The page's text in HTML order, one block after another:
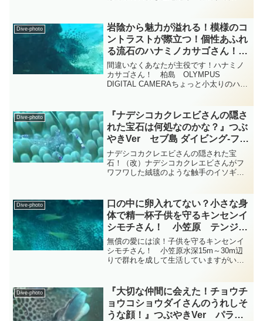
のウナギ目ウツボ科ウツボ属のヒレオビ
ウツボさんです・・・それ...
Dive-photo
岩陰から魅力が溢れる！模様のコ
ントラストが際立つ！個性あふれ
る流石のハナミノカサゴさん！
フサカサゴ 柏島 diving-
photo-summary-tsubuankun
間違いなくあなたが主役です！ハナミノ
カサゴさん！ 柏島 OLYMPUS
DIGITAL CAMERAちょっと小太りのハナ
まだ成長した大人とは言えない大きさで
すが太さと模...
Dive-photo
『ナデシコカクレエビさんの隠さ
れた宝石は何処なのかな？』つぶ
やきVer セブ島 ダイビング‐フォ
ト‐tsubuankun
ナデシコカクレエビさんの隠された宝
石！（改）ナデシコカクレエビさんがフ
ワフワした絨毯のような触手のイソギン
は怖く見えるイソギンチャクさんでもエ
ビさんにとっては優しくソフ...
Dive-photo
口の中に卵入れてない？小さな身
体で精一杯子供を守るキンセンイ
シモチさん！ 小笠原 テンジク
ダイ科 diving-photo‐
tsubuankun
無償の愛には涙！子供を守るキンセンイ
シモチさん！ 小笠原水深15m～30m辺
りで群れを成して生活していますがいつ
感じがするスズキ目テンジクダイ科スジ
イシモチ属のキンセン...
Dive-photo
『大切な仲間に会えた！チョウチ
ョウコショウダイさんのうれしそ
うな顔！』つぶやきVer パラオ